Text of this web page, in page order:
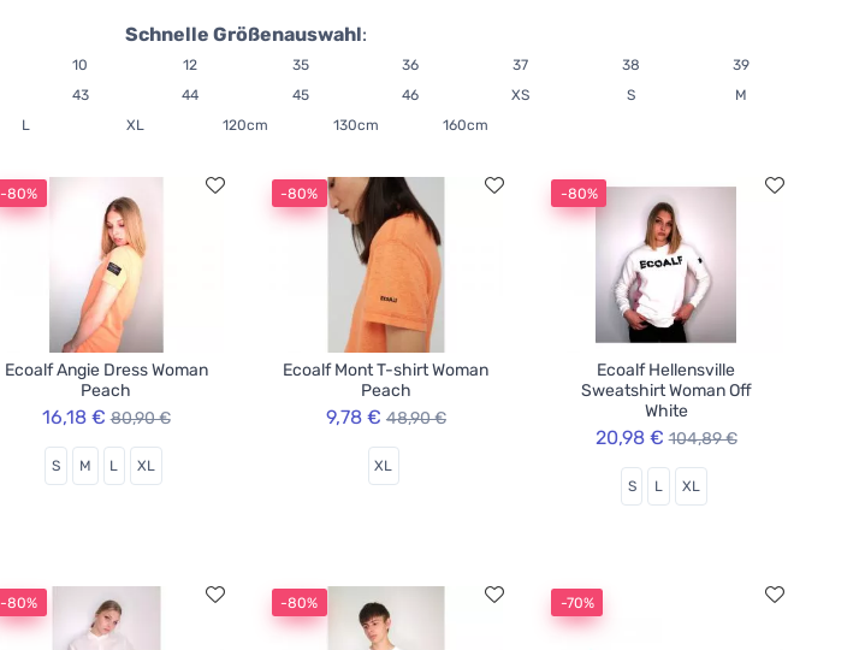
Schnelle Größenauswahl:
10 12 35 36 37 38
39
43 44 45 46 XS S
M
L
XL 120cm 130cm 160cm
-80%
Ecoalf Angie Dress Woman
Peach
16,18 € 80,90 €
S M L XL
-80%
Ecoalf Mont T-shirt Woman
Peach
9,78 € 48,90 €
XL
-80%
Ecoalf Hellensville
Sweatshirt Woman Off
White
20,98 € 104,89 €
S L XL
-80% -80% -70%